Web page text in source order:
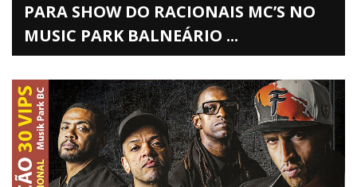
PARA SHOW DO RACIONAIS MC’S NO
MUSIC PARK BALNEÁRIO ...